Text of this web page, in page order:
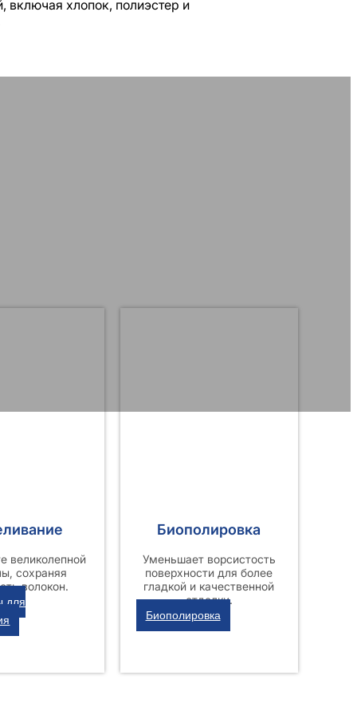
включая хлопок, полиэстер и
великолепной
сохраняя
волокон.
для
Биополировка
Уменьшает ворсистость
поверхности для более
гладкой и качественной
отделки.
Биополировка